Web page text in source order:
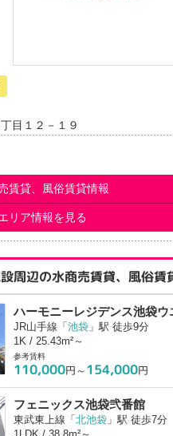
目１２－１９
賃貸、風俗賃貸情報
リア情報を見る
周辺の水商売賃貸、風俗賃
ハーモニーレジデンス池袋ウ
JR山手線「 池袋 」駅 徒歩9分
1K / 25.43m²～
参考賃料
110,000円～ 154,000円
フェニックス池袋弐番館
東武東上線「 北池袋 」駅 徒歩7分